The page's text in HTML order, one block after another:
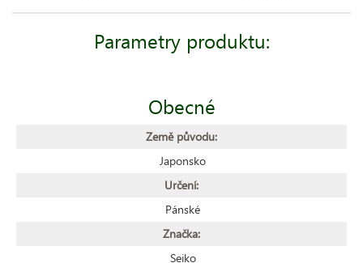
Parametry produktu:
Obecné
Země původu:
Japonsko
Určení:
Pánské
Značka:
Seiko